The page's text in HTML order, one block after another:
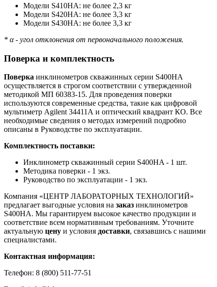
Модели S410HA: не более 2,3 кг
Модели S420HA: не более 3,3 кг
Модели S430HA: не более 3,3 кг
* α - угол отклонения от первоначального положения.
Поверка и комплектность
Поверка инклинометров скважинных серии S400HA
осуществляется в строгом соответствии с утвержденной
методикой МП 60383-15. Для проведения поверки
используются современные средства, такие как цифровой
мультиметр Agilent 34411А и оптический квадрант КО. Все
необходимые сведения о методах измерений подробно
описаны в Руководстве по эксплуатации.
Комплектность поставки:
Инклинометр скважинный серии S400HA - 1 шт.
Методика поверки - 1 экз.
Руководство по эксплуатации - 1 экз.
Компания «ЦЕНТР ЛАБОРАТОРНЫХ ТЕХНОЛОГИЙ»
предлагает выгодные условия на заказ инклинометров
S400HA. Мы гарантируем высокое качество продукции и
соответствие всем нормативным требованиям. Уточните
актуальную цену и условия доставки, связавшись с нашими
специалистами.
Контактная информация:
Телефон: 8 (800) 511-77-51